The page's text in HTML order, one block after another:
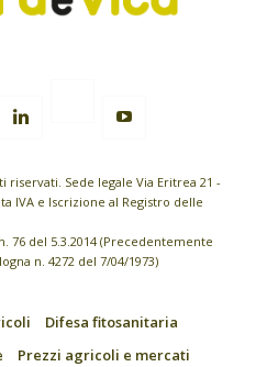
Sede legale Via Eritrea 21 -
IVA e Iscrizione al Registro delle
76 del 5.3.2014 (Precedentemente
n. 4272 del 7/04/1973)
Difesa fitosanitaria
Prezzi agricoli e mercati